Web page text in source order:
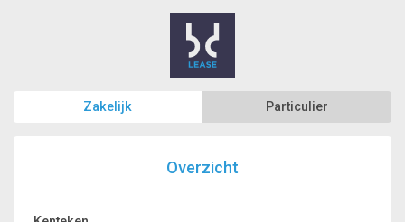
Zakelijk Particulier
Overzicht